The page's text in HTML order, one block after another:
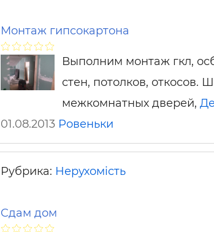
Монтаж гипсокартона
Выполним монтаж гкл,
стен, потолков, откосов.
межкомнатных дверей,
01.08.2013 Ровеньки
Рубрика: Нерухомість
Cдам дом